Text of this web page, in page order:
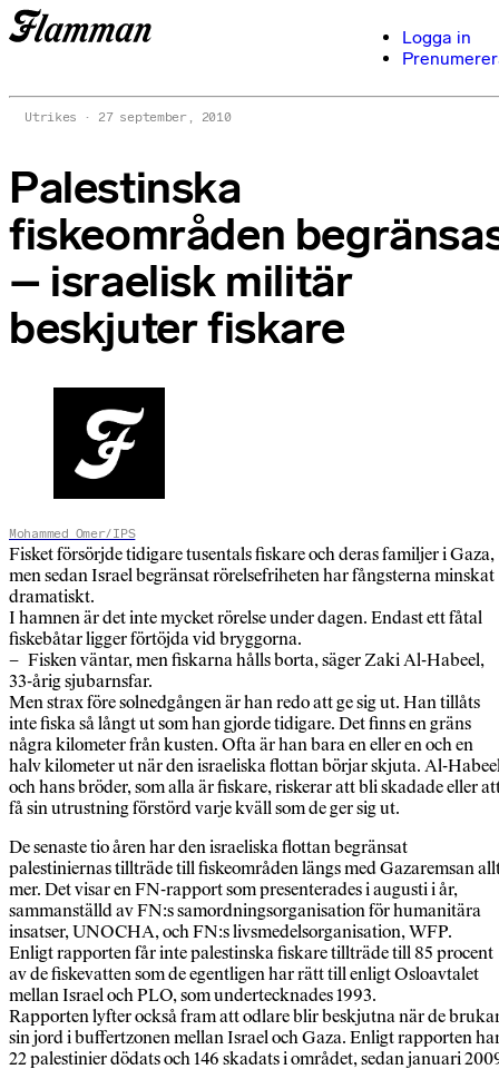
Logga in
Utrikes 27 september, 2010
Palestinska
fiskeområden
– israelisk militär
beskjuter fiskare
Mohammed Omer/IPS
Fisket försörjde tidigare tusentals fiskare och deras familjer i Gaza,
men sedan Israel begränsat rörelsefriheten har fångsterna minskat
dramatiskt.
I hamnen är det inte mycket rörelse under dagen. Endast ett fåtal
fiskebåtar ligger förtöjda vid bryggorna.
– Fisken väntar, men fiskarna hålls borta, säger Zaki Al-Habeel,
33-årig sjubarnsfar.
Men strax före solnedgången är han redo att ge sig ut. Han tillåts
inte fiska så långt ut som han gjorde tidigare. Det finns en gräns
några kilometer från kusten. Ofta är han bara en eller en och en
halv kilometer ut när den israeliska flottan börjar skjuta. Al-
och hans bröder, som alla är fiskare, riskerar att bli skadade eller
få sin utrustning förstörd varje kväll som de ger sig ut.
De senaste tio åren har den israeliska flottan begränsat
palestiniernas tillträde till fiskeområden längs med Gazaremsan
mer. Det visar en FN-rapport som presenterades i augusti i år,
sammanställd av FN:s samordningsorganisation för humanitära
insatser, UNOCHA, och FN:s livsmedelsorganisation, WFP.
Enligt rapporten får inte palestinska fiskare tillträde till 85 procent
av de fiskevatten som de egentligen har rätt till enligt Osloavtalet
mellan Israel och PLO, som undertecknades 1993.
Rapporten lyfter också fram att odlare blir beskjutna när de
sin jord i buffertzonen mellan Israel och Gaza. Enligt rapporten
22 palestinier dödats och 146 skadats i området, sedan januari